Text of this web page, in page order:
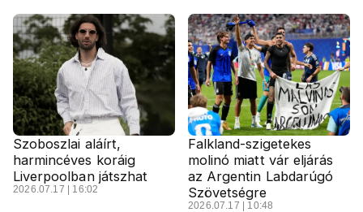
Szoboszlai aláírt,
harmincéves koráig
Liverpoolban játszhat
2026.07.17 | 16:02
Falkland-szigetekes
molinó miatt vár eljárás
az Argentin Labdarúgó
Szövetségre
2026.07.17 | 10:48